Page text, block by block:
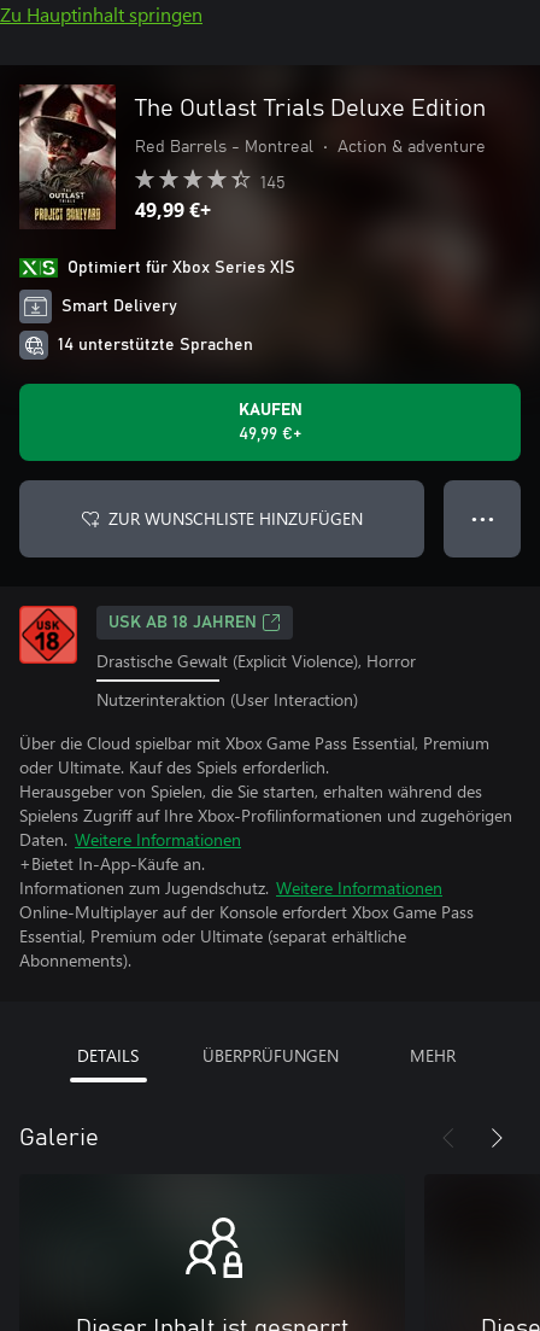
Zu Hauptinhalt springen
The Outlast Trials Deluxe Edition
Red Barrels - Montreal • Action & adventure
145
49,99 €+
Optimiert für Xbox Series X|S
Smart Delivery
14 unterstützte Sprachen
KAUFEN
49,99 €+
ZUR WUNSCHLISTE HINZUFÜGEN ● ● ●
USK AB 18 JAHREN
Drastische Gewalt (Explicit Violence), Horror
Nutzerinteraktion (User Interaction)
Über die Cloud spielbar mit Xbox Game Pass Essential, Premium
oder Ultimate. Kauf des Spiels erforderlich.
Herausgeber von Spielen, die Sie starten, erhalten während des
Spielens Zugriff auf Ihre Xbox-Profilinformationen und zugehörigen
Daten. Weitere Informationen
+Bietet In-App-Käufe an.
Informationen zum Jugendschutz. Weitere Informationen
Online-Multiplayer auf der Konsole erfordert Xbox Game Pass
Essential, Premium oder Ultimate (separat erhältliche
Abonnements).
DETAILS ÜBERPRÜFUNGEN MEHR
Galerie